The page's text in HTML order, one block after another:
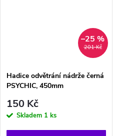
201 Kč
–25 %
Hadice odvětrání nádrže černá
PSYCHIC, 450mm
150 Kč
Skladem 1 ks